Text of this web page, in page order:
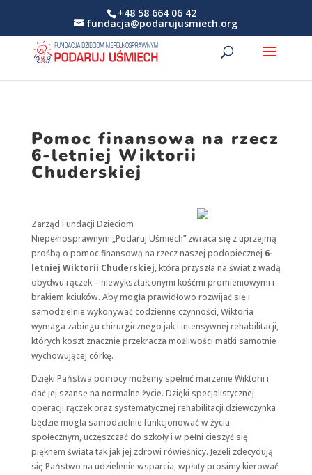
+48 58 664 06 42
fundacja@podarujusmiech.org
Pomoc finansowa na rzecz
6-letniej Wiktorii
Chuderskiej
Zarząd Fundacji Dzieciom
Niepełnosprawnym „Podaruj Uśmiech” zwraca się z uprzejmą
prośbą o pomoc finansową na rzecz naszej podopiecznej 6-
letniej Wiktorii Chuderskiej, która przyszła na świat z wadą
obydwu rączek – niewykształconymi kośćmi promieniowymi i
brakiem kciuków. Aby mogła prawidłowo rozwijać się i
samodzielnie wykonywać codzienne czynności, Wiktoria
wymaga zabiegu chirurgicznego jak i intensywnej rehabilitacji,
których koszt znacznie przekracza możliwości matki samotnie
wychowującej córkę.
Dzięki Państwa pomocy możemy spełnić marzenie Wiktorii i
dać jej szansę na normalne życie. Dzięki specjalistycznej
operacji rączek oraz systematycznej rehabilitacji dziewczynka
będzie mogła samodzielnie funkcjonować w życiu
społecznym, uczęszczać do szkoły i w pełni cieszyć się
pięknem świata tak jak jej zdrowi rówieśnicy. Jeżeli zdecydują
się Państwo na udzielenie wsparcia, wpłaty prosimy kierować
nie są
one potrzebne
do
funkcjonowania
strony
internetowej.